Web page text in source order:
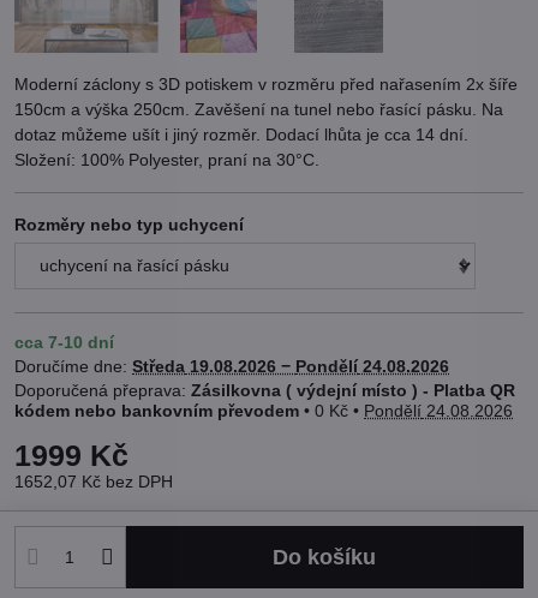
Moderní záclony s 3D potiskem v rozměru před nařasením 2x šíře
150cm a výška 250cm. Zavěšení na tunel nebo řasící pásku. Na
dotaz můžeme ušít i jiný rozměr. Dodací lhůta je cca 14 dní.
Složení: 100% Polyester, praní na 30°C.
Rozměry nebo typ uchycení
cca 7-10 dní
Doručíme dne: Středa 19.08.2026 − Pondělí 24.08.2026
Zásilkovna ( výdejní místo ) - Platba QR
kódem nebo bankovním převodem • 0 Kč • Pondělí 24.08.2026
1999 Kč
1652,07 Kč bez DPH
Do košíku